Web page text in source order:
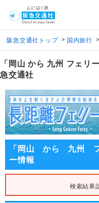
阪急交通社トップ > 国内旅行 >
「岡山 から 九州 フェリ
急交通社
「岡山 から 九州
ー情報
検索結果